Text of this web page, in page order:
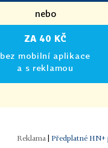
nebo
ZA 40 KČ
bez mobilní aplikace
a s reklamou
Předplatné HN+